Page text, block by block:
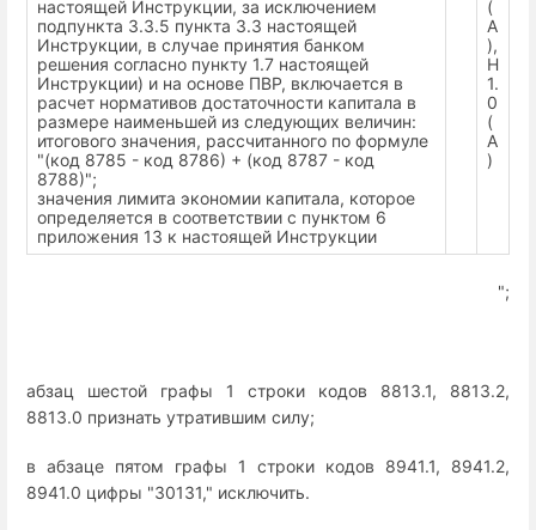
настоящей Инструкции, за исключением
подпункта 3.3.5 пункта 3.3 настоящей
Инструкции, в случае принятия банком
решения согласно пункту 1.7 настоящей
Инструкции) и на основе ПВР, включается в
расчет нормативов достаточности капитала в
размере наименьшей из следующих величин:
итогового значения, рассчитанного по формуле
"(код 8785 - код 8786) + (код 8787 - код
8788)";
значения лимита экономии капитала, которое
определяется в соответствии с пунктом 6
приложения 13 к настоящей Инструкции
(
А
),
Н
1.
0
(
А
)
";
абзац шестой графы 1 строки кодов 8813.1, 8813.2,
8813.0 признать утратившим силу;
в абзаце пятом графы 1 строки кодов 8941.1, 8941.2,
8941.0 цифры "30131," исключить.